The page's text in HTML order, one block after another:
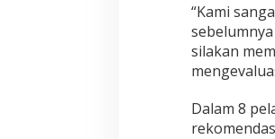
“Kami
silakan
Dalam 8